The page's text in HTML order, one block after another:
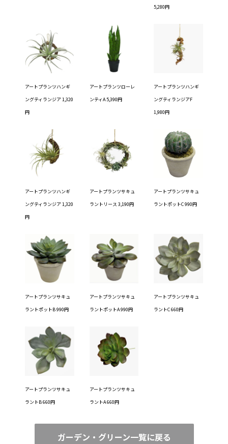
5,280円
アートプランツハンギ
ングティランジア 1,320
円
アートプランツローレ
ンティA 5,390円
アートプランツハンギ
ングティランジアF
1,980円
アートプランツハンギ
ングティランジア 1,320
円
アートプランツサキュ
ラントリース 3,190円
アートプランツサキュ
ラントポットC 990円
アートプランツサキュ
ラントポットB 990円
アートプランツサキュ
ラントポットA 990円
アートプランツサキュ
ラントC 660円
アートプランツサキュ
ラントB 660円
アートプランツサキュ
ラントA 660円
ガーデン・グリーン一覧に戻る